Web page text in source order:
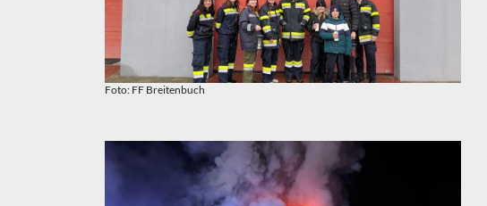
Foto: FF Breitenbuch